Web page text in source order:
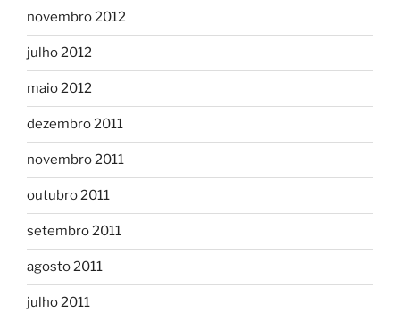
novembro 2012
julho 2012
maio 2012
dezembro 2011
novembro 2011
outubro 2011
setembro 2011
agosto 2011
julho 2011